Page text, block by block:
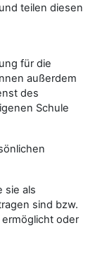
teilen diesen
für die
außerdem
des
Schule
sie als
sind bzw.
oder